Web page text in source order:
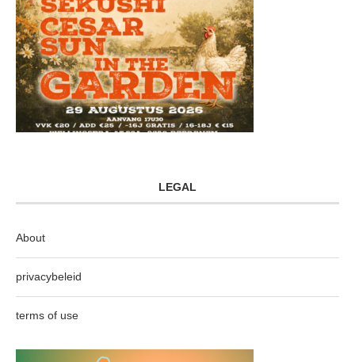
LEGAL
About
privacybeleid
terms of use